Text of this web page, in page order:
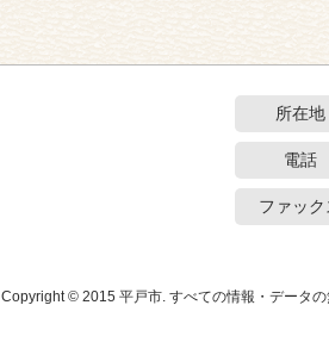
所在地
電話
ファック
Copyright © 2015 平戸市. すべての情報・データの